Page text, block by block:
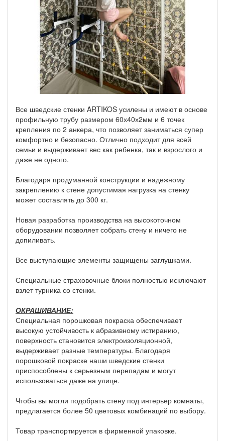
Все шведские стенки ARTIKOS усилены и имеют в основе
профильную трубу размером 60х40х2мм и 6 точек
крепления по 2 анкера, что позволяет заниматься супер
комфортно и безопасно. Отлично подходит для всей
семьи и выдерживает вес как ребенка, так и взрослого и
даже не одного.
Благодаря продуманной конструкции и надежному
закреплению к стене допустимая нагрузка на стенку
может составлять до 300 кг.
Новая разработка производства на высокоточном
оборудовании позволяет собрать стену и ничего не
допиливать.
Все выступающие элементы защищены заглушками.
Специальные страховочные блоки полностью исключают
взлет турника со стенки.
ОКРАШИВАНИЕ:
Специальная порошковая покраска обеспечивает
высокую устойчивость к абразивному истиранию,
поверхность становится электроизоляционной,
выдерживает разные температуры. Благодаря
порошковой покраске наши шведские стенки
приспособлены к серьезным перепадам и могут
использоваться даже на улице.
Чтобы вы могли подобрать стену под интерьер комнаты,
предлагается более 50 цветовых комбинаций по выбору.
Товар транспортируется в фирменной упаковке.